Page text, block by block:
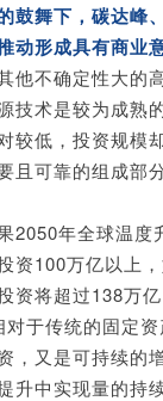
鼓舞下，碳达峰
动形成具有商业
他不确定性大的
技术是较为成熟
较低，投资规模
且可靠的组成部分
2050年全球温度
资100万亿以上
资将超过138万
于传统的固定
，又是可持续的
升中实现量的持续